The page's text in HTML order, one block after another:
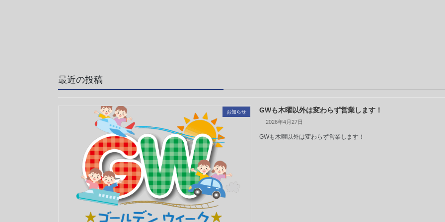
最近の投稿
お知らせ GWも木曜以外は変わらず営業します！
2026年4月27日
GWも木曜以外は変わらず営業します！